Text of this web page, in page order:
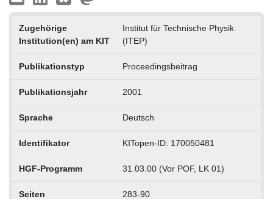
Zugehörige
Institution(en) am KIT
Institut für Technische Physik
(ITEP)
Publikationstyp Proceedingsbeitrag
Publikationsjahr 2001
Sprache Deutsch
Identifikator KITopen-ID: 170050481
HGF-Programm 31.03.00 (Vor POF, LK 01)
Seiten 283-90